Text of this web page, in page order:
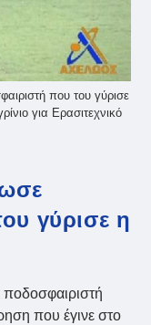
που του γύρισε
για Ερασιτεχνικό
γύρισε η
ποδοσφαιριστή
που έγινε στο